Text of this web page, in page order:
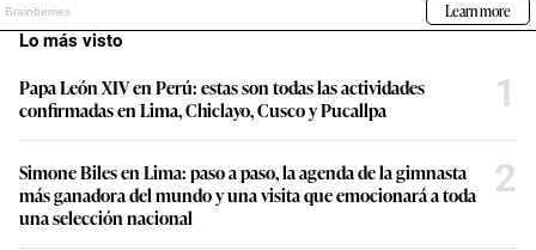
Lo más visto
Papa León XIV en Perú: estas son todas las actividades
confirmadas en Lima, Chiclayo, Cusco y Pucallpa
1
Simone Biles en Lima: paso a paso, la agenda de la gimnasta
más ganadora del mundo y una visita que emocionará a toda
una selección nacional
2